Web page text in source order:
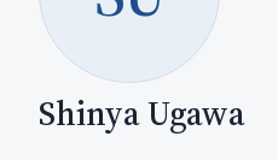
Shinya Ugawa